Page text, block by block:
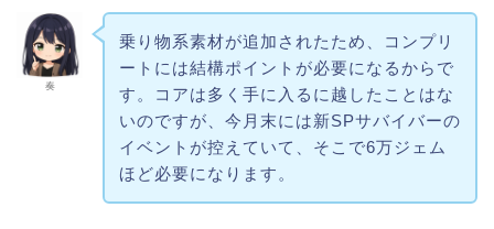
奏
乗り物系素材が追加されたため、コンプリ
ートには結構ポイントが必要になるからで
す。コアは多く手に入るに越したことはな
いのですが、今月末には新SPサバイバーの
イベントが控えていて、そこで6万ジェム
ほど必要になります。